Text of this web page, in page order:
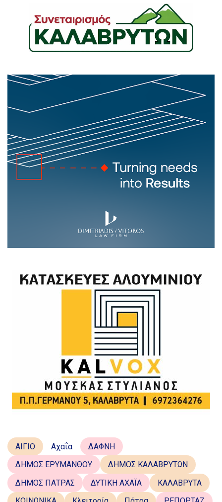
ΑΙΓΙΟ Αχαΐα
ΔΑΦΝΗ
ΔΗΜΟΣ ΕΡΥΜΑΝΘΟΥ
ΔΗΜΟΣ ΚΑΛΑΒΡΥΤΩΝ
ΔΗΜΟΣ ΠΑΤΡΑΣ
ΔΥΤΙΚΗ ΑΧΑΪΑ
ΚΑΛΑΒΡΥΤΑ